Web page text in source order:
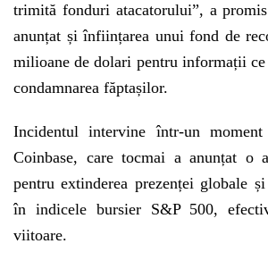
trimită fonduri atacatorului”, a
anunțat și înființarea unui fond de
milioane de dolari pentru informații ce
condamnarea făptașilor.
Incidentul intervine într-un
Coinbase, care tocmai a anunțat o
pentru extinderea prezenței globale
în indicele bursier S&P 500,
viitoare.